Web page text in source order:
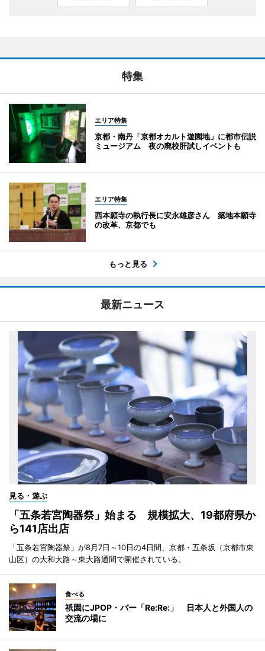
特集
エリア特集
京都・南丹「京都オカルト遊園地」に都市伝説
ミュージアム 夜の廃校肝試しイベントも
エリア特集
西本願寺の執行長に安永雄彦さん 築地本願寺
の改革、京都でも
もっと見る
最新ニュース
見る・遊ぶ
「五条若宮陶器祭」始まる 規模拡大、19都府県か
ら141店出店
「五条若宮陶器祭」が8月7日～10日の4日間、京都・五条坂（京都市東
山区）の大和大路～東大路通間で開催されている。
食べる
祇園にJPOP・バー「Re:Re:」 日本人と外国人の
交流の場に